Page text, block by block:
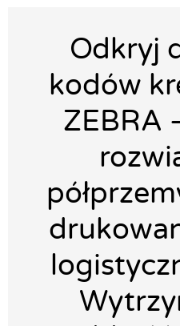
Odkryj
kodów
ZEBRA